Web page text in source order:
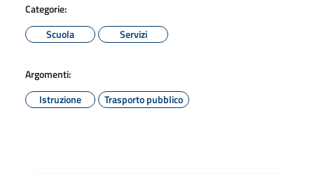
Categorie:
Scuola
Servizi
Argomenti:
Istruzione
Trasporto pubblico